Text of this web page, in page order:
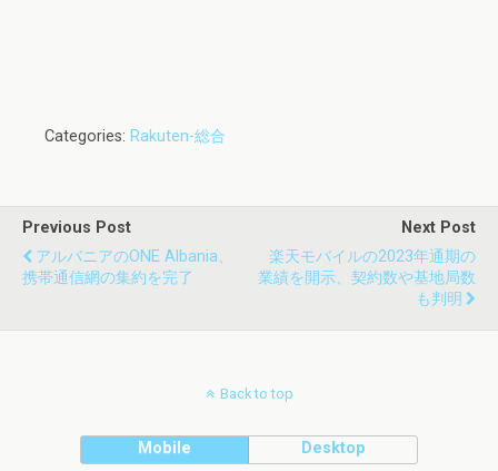
Categories: Rakuten-総合
Previous Post
アルバニアのONE Albania、
携帯通信網の集約を完了
Next Post
楽天モバイルの2023年通期の
業績を開示、契約数や基地局数
も判明
Back to top
Mobile Desktop